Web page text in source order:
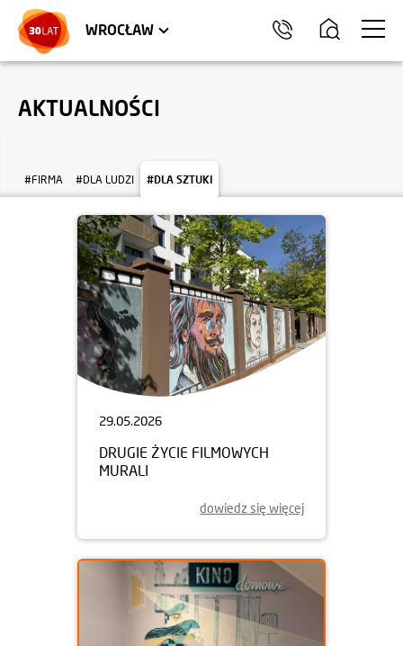
WROCŁAW
TRÓJMIASTO
AKTUALNOŚCI
#FIRMA #DLA LUDZI #DLA SZTUKI
29.05.2026
DRUGIE ŻYCIE FILMOWYCH
MURALI
dowiedz się więcej